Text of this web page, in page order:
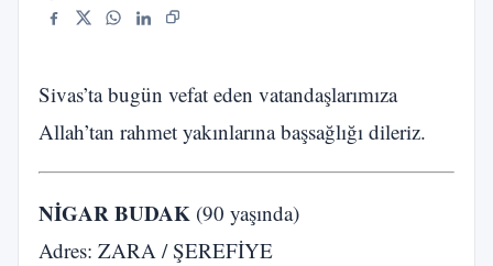
Facebook
X WhatsApp
LinkedInBağlantıyı kopyala
Sivas’ta bugün vefat eden vatandaşlarımıza
Allah’tan rahmet yakınlarına başsağlığı dileriz.
NİGAR BUDAK (90 yaşında)
Adres: ZARA / ŞEREFİYE